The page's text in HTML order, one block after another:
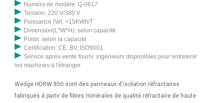
Numéro de modèle: Q-0617
Tension: 220 V/380 V
Puissance (W): <15KWh/T
Dimension(L*W*H): selon capacité
Poids: selon la capacité
Certification: CE, BV, ISO9001
Service après-vente fourni: ingénieurs disponibles pour entretenir
les machines à l'étranger
Wedge HDRW 850 sont des panneaux d'isolation réfractaires
fabriqués à partir de fibres minérales de qualité réfractaire de haute